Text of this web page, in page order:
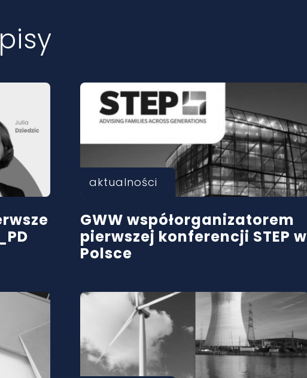
aktualności
GWW współorganizatorem
pierwszej konferencji STEP w
Polsce